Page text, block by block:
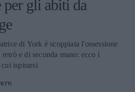
per gli abiti da
di York è scoppiata l'ossessione
e di seconda mano: ecco i
ispirarsi